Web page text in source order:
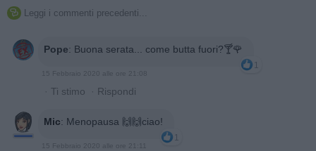
 Leggi i commenti precedenti...
Pope: Buona serata... come butta fuori?🍸🌹
1
15 Febbraio 2020 alle ore 21:08
· Ti stimo · Rispondi
Mic: Menopausa 🙌🙌ciao!
1
15 Febbraio 2020 alle ore 21:11